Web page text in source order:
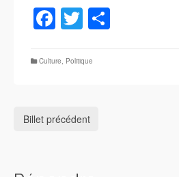
Facebook
Twitter
Culture, Politique
Billet précédent